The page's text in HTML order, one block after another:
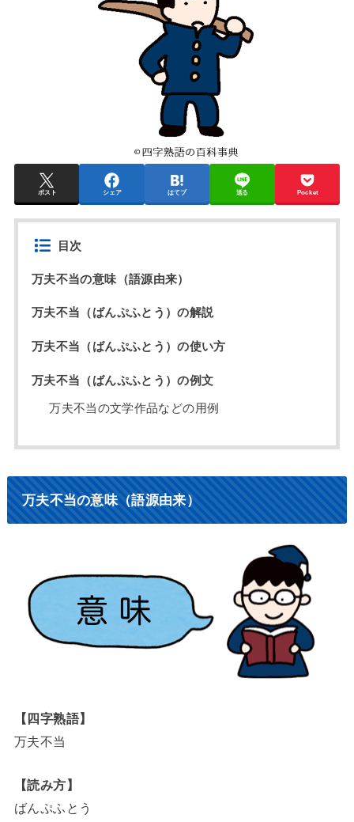
ポスト シェア はてブ 送る Pocket
目次
万夫不当の意味（語源由来）
万夫不当（ばんぷふとう）の解説
万夫不当（ばんぷふとう）の使い方
万夫不当（ばんぷふとう）の例文
万夫不当の文学作品などの用例
万夫不当の意味（語源由来）
【四字熟語】
万夫不当
【読み方】
ばんぷふとう